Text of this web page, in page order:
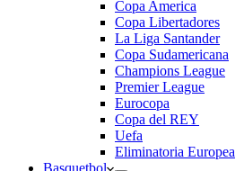
Copa America
Copa Libertadores
La Liga Santander
Copa Sudamericana
Champions League
Premier League
Eurocopa
Copa del REY
Uefa
Eliminatoria Europea
Basquetbol